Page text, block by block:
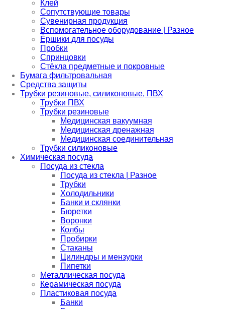
Клей
Сопутствующие товары
Сувенирная продукция
Вспомогательное оборудование | Разное
Ёршики для посуды
Пробки
Спринцовки
Стёкла предметные и покровные
Бумага фильтровальная
Средства защиты
Трубки резиновые, силиконовые, ПВХ
Трубки ПВХ
Трубки резиновые
Медицинская вакуумная
Медицинская дренажная
Медицинская соединительная
Трубки силиконовые
Химическая посуда
Посуда из стекла
Посуда из стекла | Разное
Трубки
Холодильники
Банки и склянки
Бюретки
Воронки
Колбы
Пробирки
Стаканы
Цилиндры и мензурки
Пипетки
Металлическая посуда
Керамическая посуда
Пластиковая посуда
Банки